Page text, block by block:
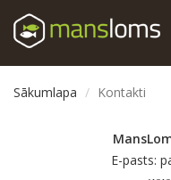
Sākumlapa Kontakti
E-pasts: